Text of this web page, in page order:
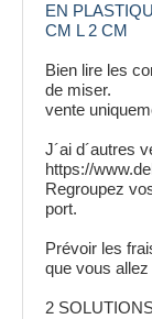
EN
CM L 2 CM
Bien lire les
de miser.
vente
J´ai d´autres
https://
Regroupez
port.
Prévoir les
que vous allez
2